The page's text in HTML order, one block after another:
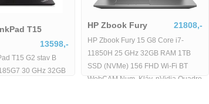
T15
13598,-
T15 G2 stav B
30 GHz 32GB
HP Zbook Fury 21808,-
HP Zbook Fury 15 G8 Core i7-
11850H 25 GHz 32GB RAM 1TB
SSD (NVMe) 156 FHD Wi-Fi BT
WebCAM Num. Kláv. nVidia Quadro